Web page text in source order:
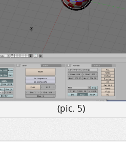
(pic. 5)